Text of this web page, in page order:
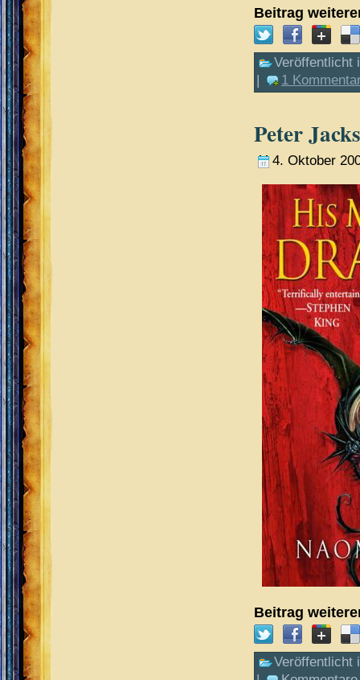
Beitrag
Veröffentlicht
|
1
Peter
4. Oktober
Beitrag
Veröffentlicht